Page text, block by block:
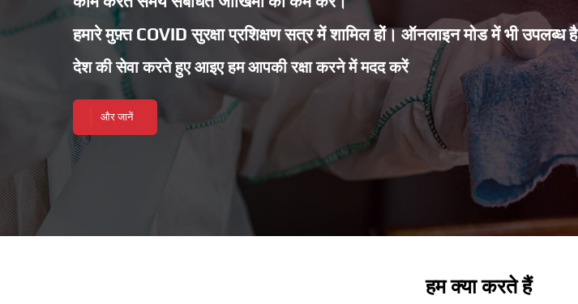
हमारे मुफ़्त COVID सुरक्षा प्रशिक्षण सत्र में शामिल हों। ऑनलाइन मोड में भी उपलब्ध है
देश की सेवा करते हुए आइए हम आपकी रक्षा करने में मदद करें
और जानें
हम क्या करते हैं